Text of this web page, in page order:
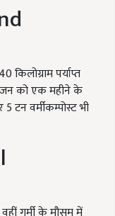
पर्याप्त
को एक महीने के
टन वर्मीकम्पोस्ट भी